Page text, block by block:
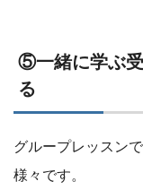
⑤一緒に学ぶ
る
グループレッスン
様々です。